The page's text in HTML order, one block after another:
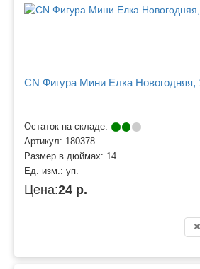
CN Фигура Мини Елка Новогодняя,
Остаток на складе:
Артикул: 180378
Размер в дюймах: 14
Ед. изм.: уп.
Цена:24 р.